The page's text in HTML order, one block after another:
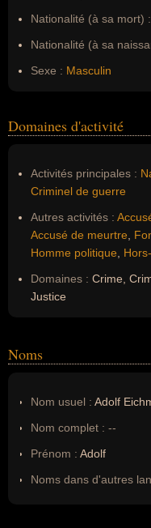
Nationalité (à sa mort) :
Nationalité (à sa
Sexe : Masculin
Domaines d'activité
Activités principales :
Criminel de guerre
Autres activités :
Accusé de meurtre
Homme politique
Domaines : Crime,
Justice
Noms
Nom usuel : Adolf
Nom complet : --
Prénom : Adolf
Noms dans d'autres